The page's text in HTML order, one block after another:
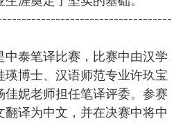
笔译比赛，比赛中由汉学
博士、汉语师范专业许玖宝
妮老师担任笔译评委。参赛
译为中文，并在决赛中将中